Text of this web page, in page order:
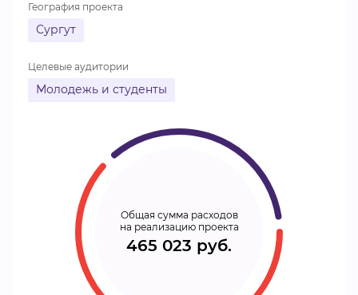
География проекта
Сургут
Целевые аудитории
Молодежь и студенты
Общая сумма расходов
на реализацию проекта
465 023 руб.